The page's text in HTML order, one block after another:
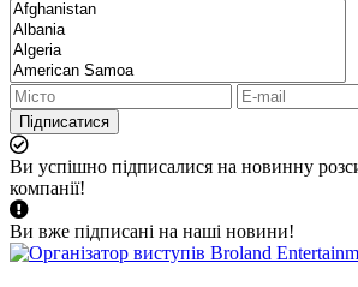
Підписатися
Ви успішно підписалися на новинну
компанії!
Ви вже підписані на наші новини!